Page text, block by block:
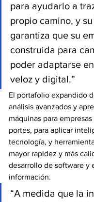
para ayudarlo a
propio camino, y
garantiza que su
construida para
poder adaptarse
veloz y digital.”
El portafolio expandido
análisis avanzados y
máquinas para
portes, para aplicar
tecnología, y
mayor rapidez y más
desarrollo de software y
información.
“A medida que la